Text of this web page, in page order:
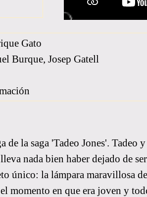
Gato
Burque, Josep Gatell
de la saga 'Tadeo Jones'.
nada bien haber dejado de
único: la lámpara maravillosa
momento en que era joven y